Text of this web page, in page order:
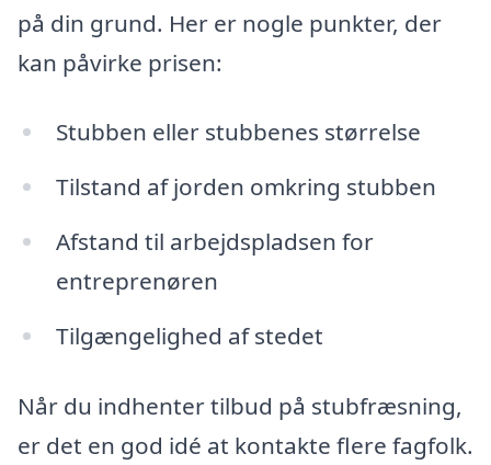
på din grund. Her er nogle punkter, der
kan påvirke prisen:
Stubben eller stubbenes størrelse
Tilstand af jorden omkring stubben
Afstand til arbejdspladsen for
entreprenøren
Tilgængelighed af stedet
Når du indhenter tilbud på stubfræsning,
er det en god idé at kontakte flere fagfolk.